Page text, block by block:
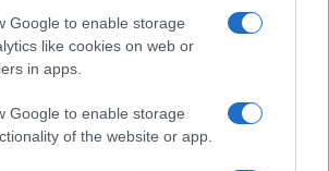
Google to enable storage
like cookies on web or
in apps.
Google to enable storage
of the website or app.
leselkedő iráni